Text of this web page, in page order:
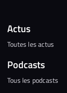
Actus
Toutes les actus
Podcasts
Tous les podcasts